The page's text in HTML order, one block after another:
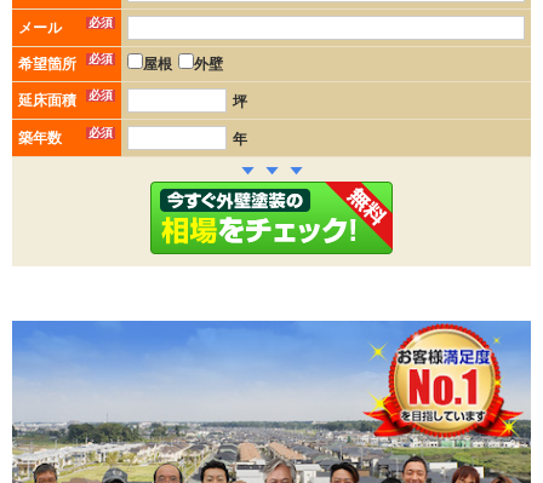
メール 必須
希望箇所 必須 屋根 外壁
延床面積 必須 坪
築年数 必須 年